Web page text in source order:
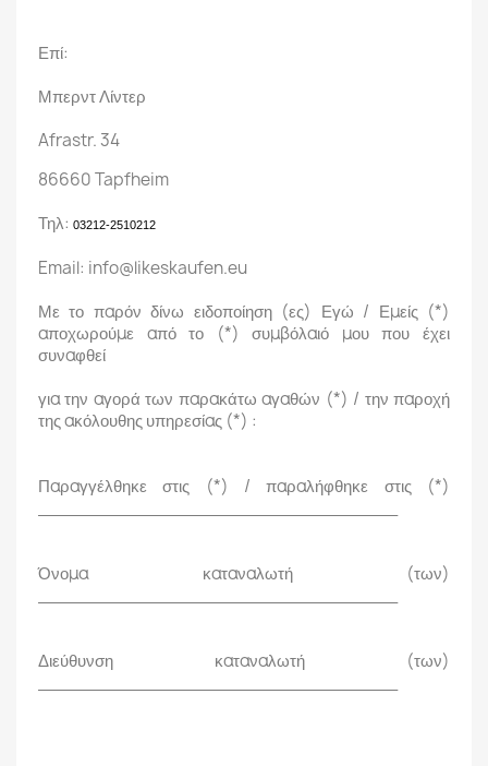
Επί:
Μπερντ Λίντερ
Afrastr. 34
86660 Tapfheim
Τηλ: 03212-2510212
Email: info@likeskaufen.eu
Με το παρόν δίνω ειδοποίηση (ες) Εγώ / Εμείς (*)
αποχωρούμε από το
(*) συμβόλαιό μου που έχει
συναφθεί
για την αγορά των παρακάτω αγαθών (*) / την παροχή
της ακόλουθης υπηρεσίας (*) :
Παραγγέλθηκε στις (*) / παραλήφθηκε στις (*)
Όνομα καταναλωτή (των)
Διεύθυνση καταναλωτή (των)